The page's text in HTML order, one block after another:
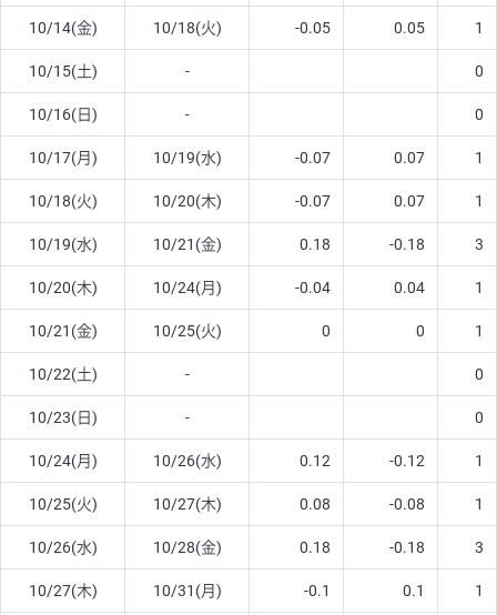
10/14(金) 10/18(火) -0.05 0.05 1
10/15(土) - 0
10/16(日) - 0
10/17(月) 10/19(水) -0.07 0.07 1
10/18(火) 10/20(木) -0.07 0.07 1
10/19(水) 10/21(金) 0.18 -0.18 3
10/20(木) 10/24(月) -0.04 0.04 1
10/21(金) 10/25(火) 0 0 1
10/22(土) - 0
10/23(日) - 0
10/24(月) 10/26(水) 0.12 -0.12 1
10/25(火) 10/27(木) 0.08 -0.08 1
10/26(水) 10/28(金) 0.18 -0.18 3
10/27(木) 10/31(月) -0.1 0.1 1